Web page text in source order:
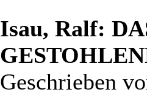
Isau, Ralf:
Geschrieben